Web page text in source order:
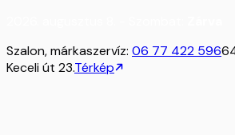
Szalon, márkaszervíz: 06 77 422 596
Keceli út 23.Térkép